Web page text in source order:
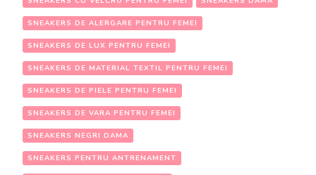
SNEAKERS DE ALERGARE PENTRU FEMEI
SNEAKERS DE LUX PENTRU FEMEI
SNEAKERS DE MATERIAL TEXTIL PENTRU FEMEI
SNEAKERS DE PIELE PENTRU FEMEI
SNEAKERS DE VARA PENTRU FEMEI
SNEAKERS NEGRI DAMA
SNEAKERS PENTRU ANTRENAMENT